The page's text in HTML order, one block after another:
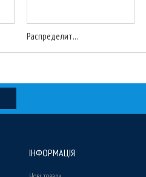
Распределит...
ІНФОРМАЦІЯ